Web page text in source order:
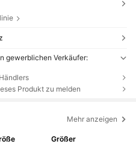
gewerblichen Verkäufer:
Produkt zu melden
Mehr anzeigen
Größer